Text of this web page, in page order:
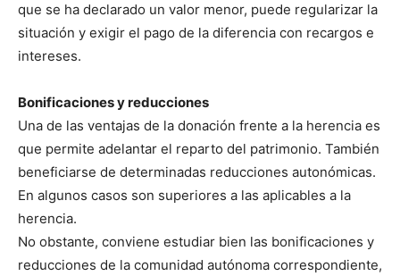
que se ha declarado un valor menor, puede regularizar la
situación y exigir el pago de la diferencia con recargos e
intereses.
Bonificaciones y reducciones
Una de las ventajas de la donación frente a la herencia es
que permite adelantar el reparto del patrimonio. También
beneficiarse de determinadas reducciones autonómicas.
En algunos casos son superiores a las aplicables a la
herencia.
No obstante, conviene estudiar bien las bonificaciones y
reducciones de la comunidad autónoma correspondiente,